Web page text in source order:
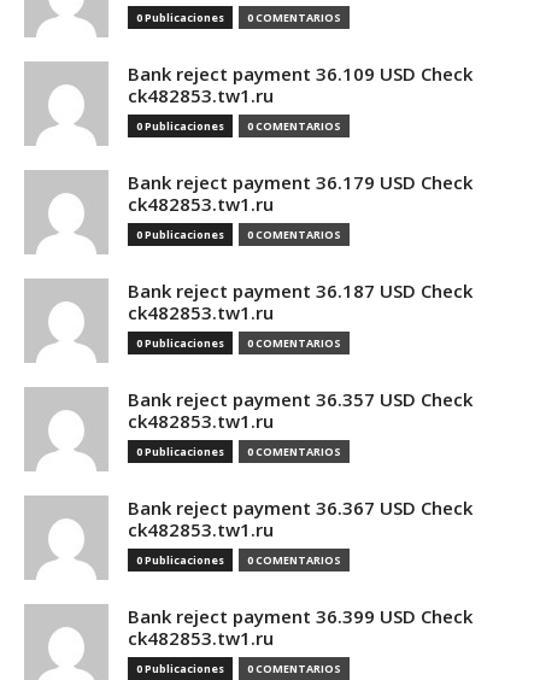
0 Publicaciones 0 COMENTARIOS
Bank reject payment 36.109 USD Check
ck482853.tw1.ru
0 Publicaciones 0 COMENTARIOS
Bank reject payment 36.179 USD Check
ck482853.tw1.ru
0 Publicaciones 0 COMENTARIOS
Bank reject payment 36.187 USD Check
ck482853.tw1.ru
0 Publicaciones 0 COMENTARIOS
Bank reject payment 36.357 USD Check
ck482853.tw1.ru
0 Publicaciones 0 COMENTARIOS
Bank reject payment 36.367 USD Check
ck482853.tw1.ru
0 Publicaciones 0 COMENTARIOS
Bank reject payment 36.399 USD Check
ck482853.tw1.ru
0 Publicaciones 0 COMENTARIOS